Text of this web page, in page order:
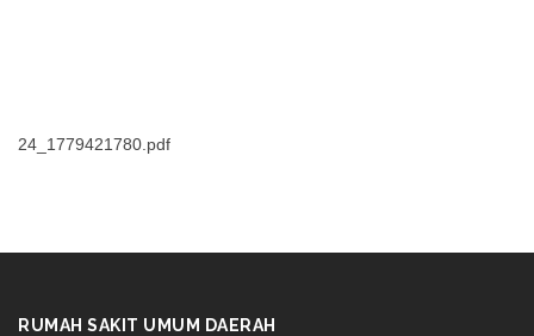
24_1779421780.pdf
RUMAH SAKIT UMUM DAERAH